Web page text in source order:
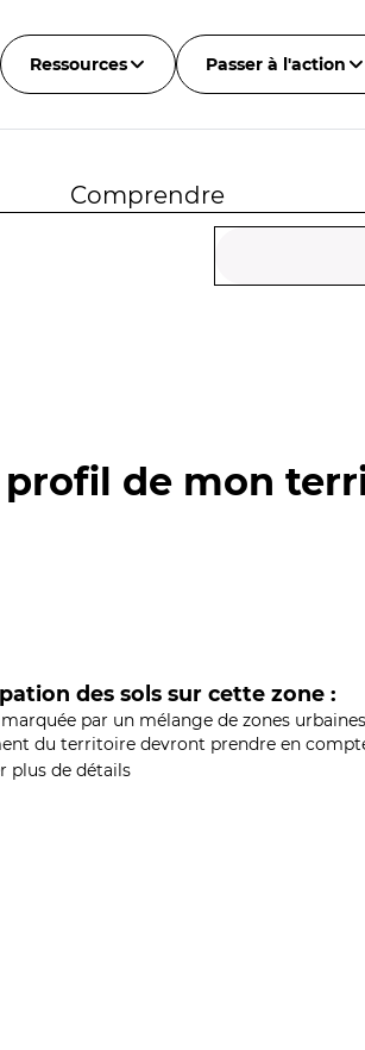
Ressources Passer à l'action
Comprendre
profil de mon
des sols sur cette zone :
par un mélange de zones
du territoire devront prendre en
plus de détails